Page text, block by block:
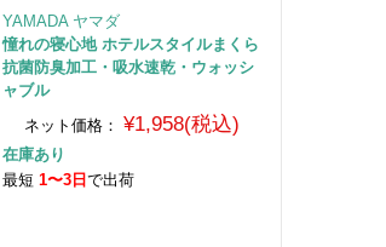
YAMADA ヤマダ
憧れの寝心地 ホテルスタイルまくら
抗菌防臭加工・吸水速乾・ウォッシ
ャブル
ネット価格：
¥1,958(税込)
在庫あり
最短 1〜3日 で出荷